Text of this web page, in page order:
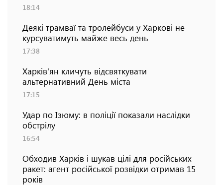
18:14
Деякі трамваї та тролейбуси у Харкові не
курсуватимуть майже весь день
17:38
Харків'ян кличуть відсвяткувати
альтернативний День міста
17:15
Удар по Ізюму: в поліції показали наслідки
обстрілу
16:54
Обходив Харків і шукав цілі для російських
ракет: агент російської розвідки отримав 15
років